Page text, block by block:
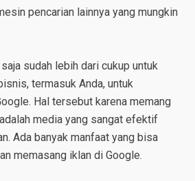
pencarian lainnya yang mungkin
sudah lebih dari cukup untuk
termasuk Anda, untuk
Hal tersebut karena memang
media yang sangat efektif
Ada banyak manfaat yang bisa
memasang iklan di Google.